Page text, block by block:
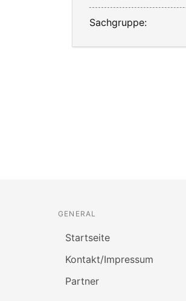
Sachgruppe:
GENERAL
Startseite
Kontakt/Impressum
Partner